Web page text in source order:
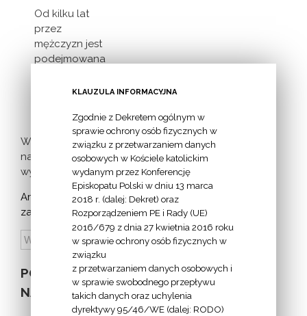
Od kilku lat
przez
mężczyzn jest
podejmowana
milczącej [...]
Więcej
nadchodzących
wydarzeń >
Archiwum
zapowiedzi:
POZOSTAŁE
NA STRONIE
KLAUZULA INFORMACYJNA
Zgodnie z Dekretem ogólnym w
sprawie ochrony osób fizycznych w
związku z przetwarzaniem danych
osobowych w Kościele katolickim
wydanym przez Konferencję
Episkopatu Polski w dniu 13 marca
2018 r. (dalej: Dekret) oraz
Rozporządzeniem PE i Rady (UE)
2016/679 z dnia 27 kwietnia 2016 roku
w sprawie ochrony osób fizycznych w
związku
z przetwarzaniem danych osobowych i
w sprawie swobodnego przepływu
takich danych oraz uchylenia
dyrektywy 95/46/WE (dalej: RODO)